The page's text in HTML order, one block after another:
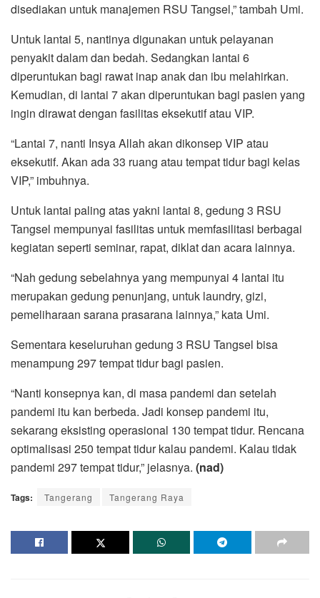
disediakan untuk manajemen RSU Tangsel,” tambah Umi.
Untuk lantai 5, nantinya digunakan untuk pelayanan
penyakit dalam dan bedah. Sedangkan lantai 6
diperuntukan bagi rawat inap anak dan ibu melahirkan.
Kemudian, di lantai 7 akan diperuntukan bagi pasien yang
ingin dirawat dengan fasilitas eksekutif atau VIP.
“Lantai 7, nanti Insya Allah akan dikonsep VIP atau
eksekutif. Akan ada 33 ruang atau tempat tidur bagi kelas
VIP,” imbuhnya.
Untuk lantai paling atas yakni lantai 8, gedung 3 RSU
Tangsel mempunyai fasilitas untuk memfasilitasi berbagai
kegiatan seperti seminar, rapat, diklat dan acara lainnya.
“Nah gedung sebelahnya yang mempunyai 4 lantai itu
merupakan gedung penunjang, untuk laundry, gizi,
pemeliharaan sarana prasarana lainnya,” kata Umi.
Sementara keseluruhan gedung 3 RSU Tangsel bisa
menampung 297 tempat tidur bagi pasien.
“Nanti konsepnya kan, di masa pandemi dan setelah
pandemi itu kan berbeda. Jadi konsep pandemi itu,
sekarang eksisting operasional 130 tempat tidur. Rencana
optimalisasi 250 tempat tidur kalau pandemi. Kalau tidak
pandemi 297 tempat tidur,” jelasnya. (nad)
Tags: Tangerang Tangerang Raya